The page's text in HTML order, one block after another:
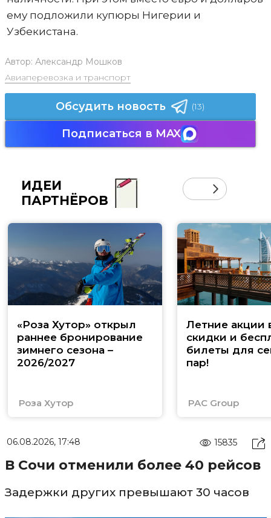
ему подложили купюры Нигерии и
Узбекистана.
Автор: Александр Мошков
Авиаперевозка и транспорт
Обсудить новость (13)
Подписаться в MAX
ИДЕИ
ПАРТНЁРОВ
«Роза Хутор» открыл
раннее бронирование
зимнего сезона –
2026/2027
Роза Хутор
Летние акции
скидки и
билеты для
пар!
PAC Group
06.08.2026, 17:48 15835
В Сочи отменили более 40 рейсов
Задержки других превышают 30 часов